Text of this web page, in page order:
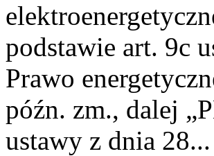
podstawie art. 9c
Prawo
późn. zm., dalej
ustawy z dnia 28...